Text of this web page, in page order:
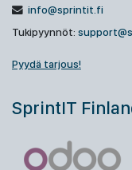
info@sprintit.fi
Tukipyynnöt:
Pyydä tarjous!
SprintIT